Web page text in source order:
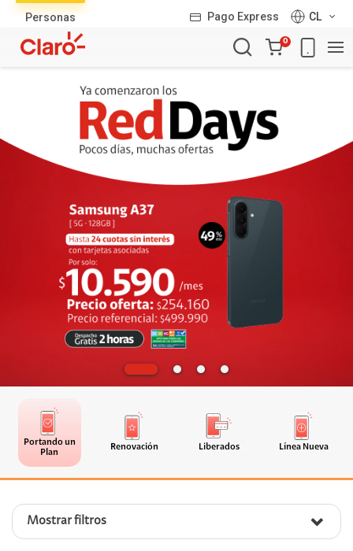
Personas Pago Express
CL
Carro
de
0
Portando un
Plan
Renovación Liberados Línea Nueva
Mostrar filtros
productos